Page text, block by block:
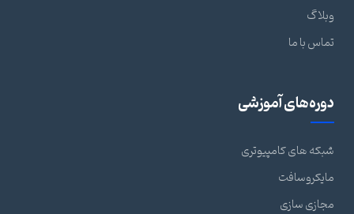
وبلاگ
تماس با ما
دوره‌های آموزشی
شبکه های کامپیوتری
مایکروسافت
مجازی سازی